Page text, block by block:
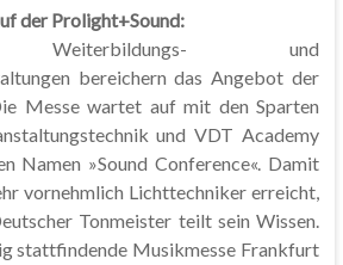
der Prolight+Sound:
Weiterbildungs- und
bereichern das Angebot der
Messe wartet auf mit den Sparten
und VDT Academy
Namen »Sound Conference«. Damit
vornehmlich Lichttechniker erreicht,
Tonmeister teilt sein Wissen.
stattfindende Musikmesse Frankfurt